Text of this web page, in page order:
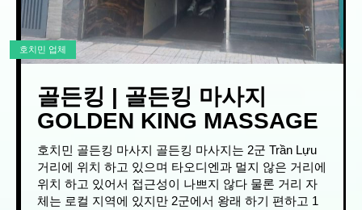
호치민 업체
골든킹 | 골든킹 마사지
GOLDEN KING MASSAGE
호치민 골든킹 마사지 골든킹 마사지는 2군 Trần Lựu
거리에 위치 하고 있으며 타오디엔과 멀지 않은 거리에
위치 하고 있어서 접근성이 나쁘지 않다 물론 거리 자
체는 로컬 지역에 있지만 2군에서 왕래 하기 편하고 1